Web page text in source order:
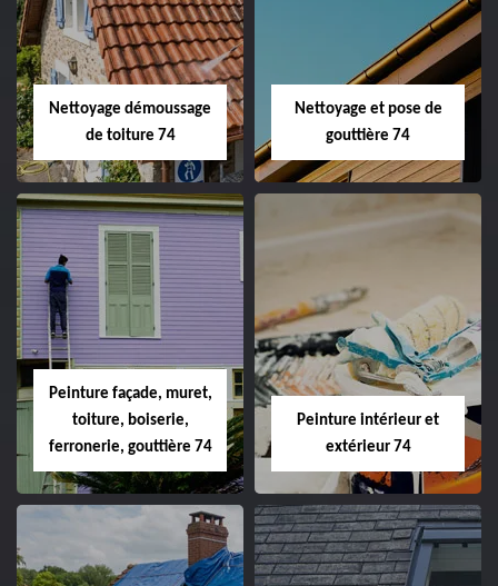
Nettoyage démoussage
de toiture 74
Nettoyage et pose de
gouttière 74
Peinture façade, muret,
toiture, boiserie,
ferronerie, gouttière 74
Peinture intérieur et
extérieur 74